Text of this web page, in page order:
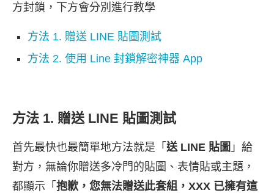
方封鎖，下方會分別進行教學
方法 1. 贈送 LINE 貼圖測試
方法 2. 使用 Line 封鎖解密神器 App
方法 1. 贈送 LINE 貼圖測試
首先最快也最簡單地方法就是「 送 LINE 貼圖 」給
對方，無論你贈送多冷門的貼圖、表情貼或主題，
都顯示「 抱歉，您無法贈送此套組，XXX 已擁有這